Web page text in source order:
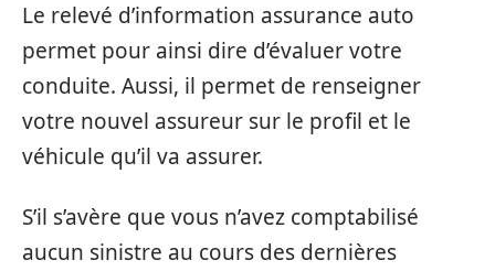
Le relevé d’information assurance auto
permet pour ainsi dire d’évaluer votre
conduite. Aussi, il permet de renseigner
votre nouvel assureur sur le profil et le
véhicule qu’il va assurer.
S’il s’avère que vous n’avez comptabilisé
aucun sinistre au cours des dernières